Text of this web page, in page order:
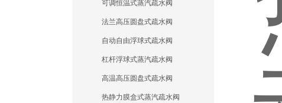
可调恒温式蒸汽疏水阀
法兰高压圆盘式疏水阀
自动自由浮球式疏水阀
杠杆浮球式蒸汽疏水阀
高温高压圆盘式疏水阀
热静力膜盒式蒸汽疏水阀